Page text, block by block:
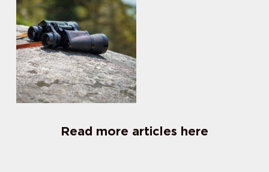
Read more articles here